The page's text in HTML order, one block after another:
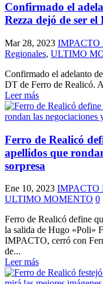
Confirmado el
Rezza dejó de ser
Mar 28, 2023 IMPACTO
Regionales, ULTIMO
Confirmado el adelanto
DT de Ferro de Realicó.
Leer más
Ferro de Realicó
apellidos que
sorpresa
Ene 10, 2023 IMPACTO
ULTIMO MOMENTO 0
Ferro de Realicó define
la salida de Hugo «Poli»
IMPACTO, cerró con
de...
Leer más